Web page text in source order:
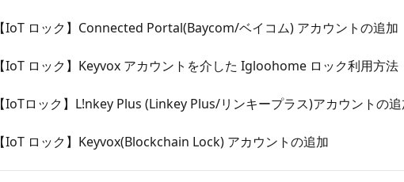
【IoT ロック】Connected Portal(Baycom/ベイコム) アカウントの追加
【IoT ロック】Keyvox アカウントを介した Igloohome ロック利用方法
【IoTロック】L!nkey Plus (Linkey Plus/リンキープラス)アカウントの
【IoT ロック】Keyvox(Blockchain Lock) アカウントの追加